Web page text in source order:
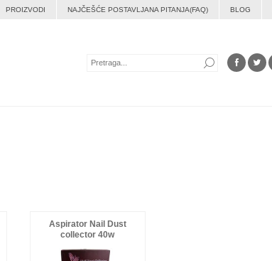
PROIZVODI NAJČEŠĆE POSTAVLJANA PITANJA(FAQ) BLOG
Aspirator Nail Dust
collector 40w